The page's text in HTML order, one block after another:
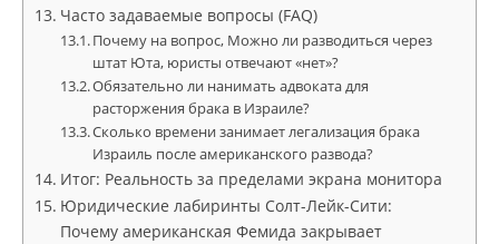
Часто задаваемые вопросы (FAQ)
Почему на вопрос, Можно ли разводиться через
штат Юта, юристы отвечают «нет»?
Обязательно ли нанимать адвоката для
расторжения брака в Израиле?
Сколько времени занимает легализация брака
Израиль после американского развода?
Итог: Реальность за пределами экрана монитора
Юридические лабиринты Солт-Лейк-Сити:
Почему американская Фемида закрывает